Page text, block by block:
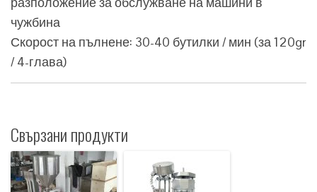
чужбина
Скорост на пълнене: 30-40 бутилки / мин (за 120gr
/ 4-глава)
Свързани продукти